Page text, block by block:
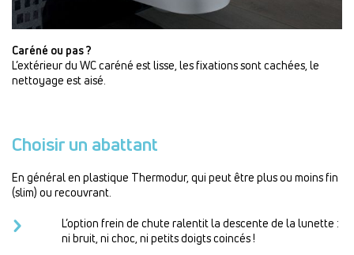
Caréné ou pas ?
L’extérieur du WC caréné est lisse, les fixations sont cachées, le
nettoyage est aisé.
Choisir un abattant
En général en plastique Thermodur, qui peut être plus ou moins fin
(slim) ou recouvrant.
L’option frein de chute ralentit la descente de la lunette :
ni bruit, ni choc, ni petits doigts coincés !